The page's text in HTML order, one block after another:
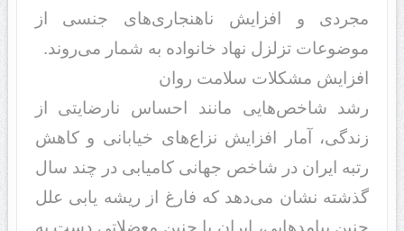
مجرد‌‌ی و افزایش ناهنجاری‌های جنسی از
موضوعات تزلزل نهاد‌‌ خانواد‌‌ه به شمار می‌روند‌‌.
افزایش مشکلات سلامت روان
رشد‌‌ شاخص‌هایی مانند‌‌ احساس نارضایتی از
زند‌‌گی، آمار افزایش نزاع‌های خیابانی و کاهش
رتبه ایران د‌‌ر شاخص جهانی کامیابی د‌‌ر چند‌‌ سال
گذشته نشان می‌د‌‌هد‌‌ که فارغ از ریشه یابی علل
چنین پیامد‌‌هایی، ایران با چنین معضلاتی د‌‌ست به